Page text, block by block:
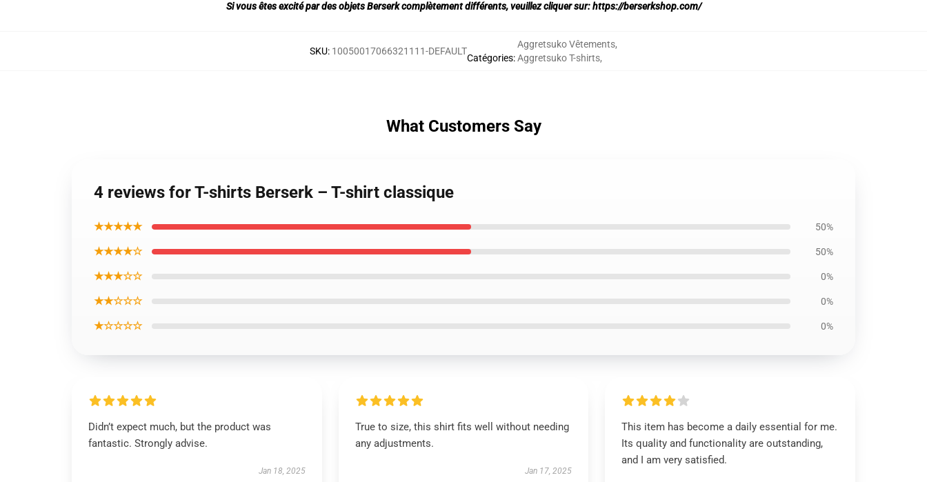
Si vous êtes excité par des objets Berserk complètement différents, veuillez cliquer sur:https://berserkshop.com/
SKU: 10050017066321111-DEFAULT
Catégories:
Aggretsuko Vêtements,
Aggretsuko T-shirts,
What Customers Say
4 reviews for T-shirts Berserk – T-shirt classique
★★★★★ 50%
★★★★☆ 50%
★★★☆☆ 0%
★★☆☆☆ 0%
★☆☆☆☆ 0%
Didn’t expect much, but the product was
fantastic. Strongly advise.
Jan 18, 2025
True to size, this shirt fits well without needing
any adjustments.
Jan 17, 2025
This item has become a daily essential for me.
Its quality and functionality are outstanding,
and I am very satisfied.